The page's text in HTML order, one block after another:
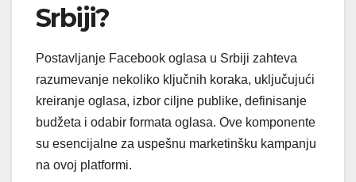
Srbiji?
Postavljanje Facebook oglasa u Srbiji zahteva
razumevanje nekoliko ključnih koraka, uključujući
kreiranje oglasa, izbor ciljne publike, definisanje
budžeta i odabir formata oglasa. Ove komponente
su esencijalne za uspešnu marketinšku kampanju
na ovoj platformi.